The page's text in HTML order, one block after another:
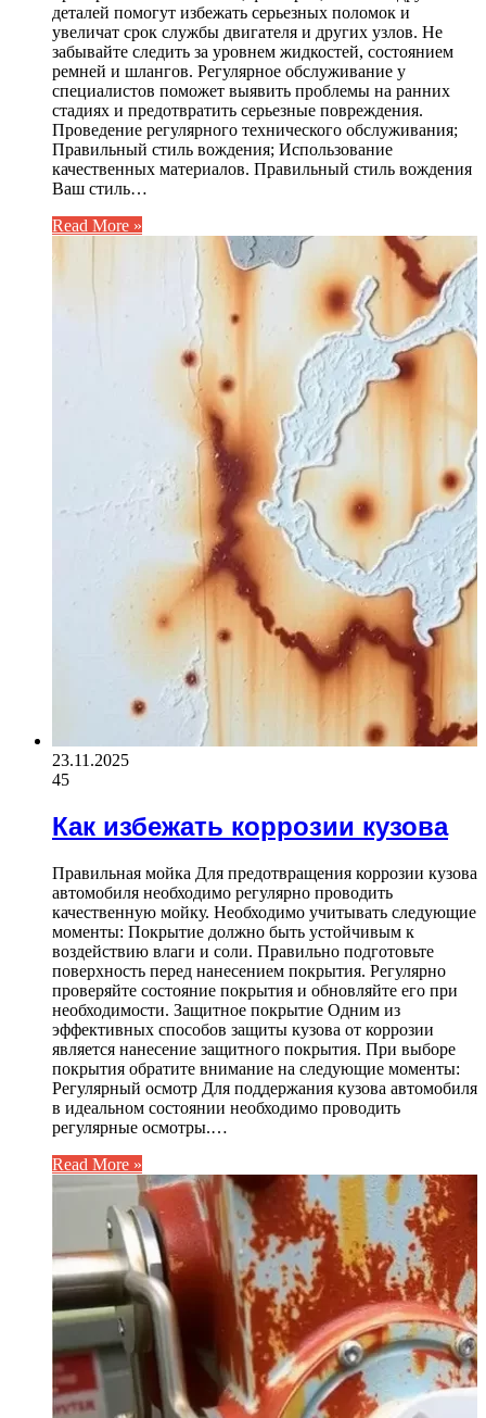
деталей помогут избежать серьезных поломок и
увеличат срок службы двигателя и других узлов. Не
забывайте следить за уровнем жидкостей, состоянием
ремней и шлангов. Регулярное обслуживание у
специалистов поможет выявить проблемы на ранних
стадиях и предотвратить серьезные повреждения.
Проведение регулярного технического обслуживания;
Правильный стиль вождения; Использование
качественных материалов. Правильный стиль вождения
Ваш стиль…
Read More »
23.11.2025
45
Как избежать коррозии кузова
Правильная мойка Для предотвращения коррозии кузова
автомобиля необходимо регулярно проводить
качественную мойку. Необходимо учитывать следующие
моменты: Покрытие должно быть устойчивым к
воздействию влаги и соли. Правильно подготовьте
поверхность перед нанесением покрытия. Регулярно
проверяйте состояние покрытия и обновляйте его при
необходимости. Защитное покрытие Одним из
эффективных способов защиты кузова от коррозии
является нанесение защитного покрытия. При выборе
покрытия обратите внимание на следующие моменты:
Регулярный осмотр Для поддержания кузова автомобиля
в идеальном состоянии необходимо проводить
регулярные осмотры.…
Read More »